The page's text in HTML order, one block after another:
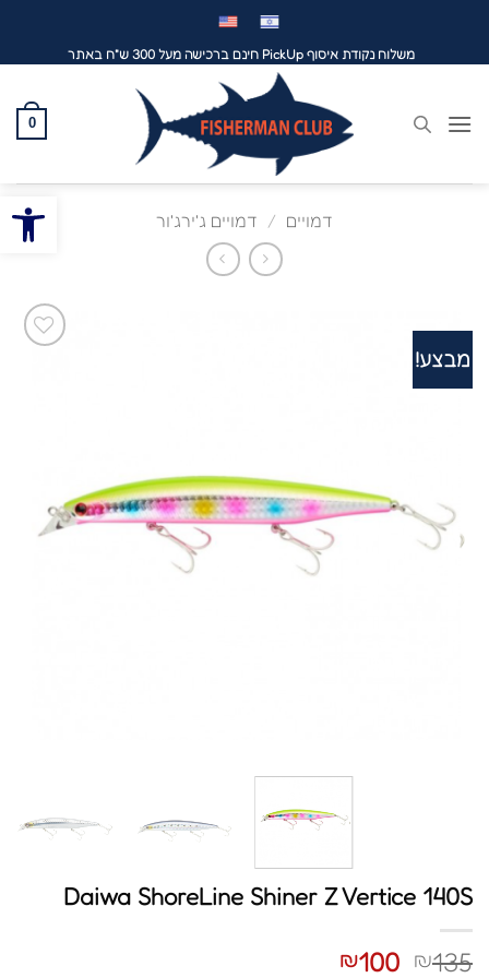
פתח
משלוח נקודת איסוף PickUp חינם ברכישה מעל 300 ש"ח באתר
0
דמויים / דמויים ג'ירג'ור
מבצע!
Daiwa ShoreLine Shiner Z Vertice 140S
₪135
המחיר
₪100